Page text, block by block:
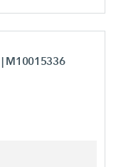
| M10015336